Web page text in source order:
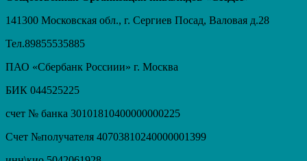
141300 Московская обл., г. Сергиев Посад, Валовая д.28
Тел.89855535885
ПАО «Сбербанк Россиии» г. Москва
БИК 044525225
счет № банка 30101810400000000225
Счет №получателя 40703810240000001399